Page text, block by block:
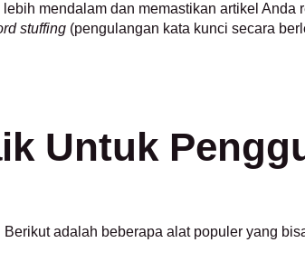
mendalam dan memastikan artikel Anda
stuffing (pengulangan kata kunci secara
Untuk
adalah beberapa alat populer yang